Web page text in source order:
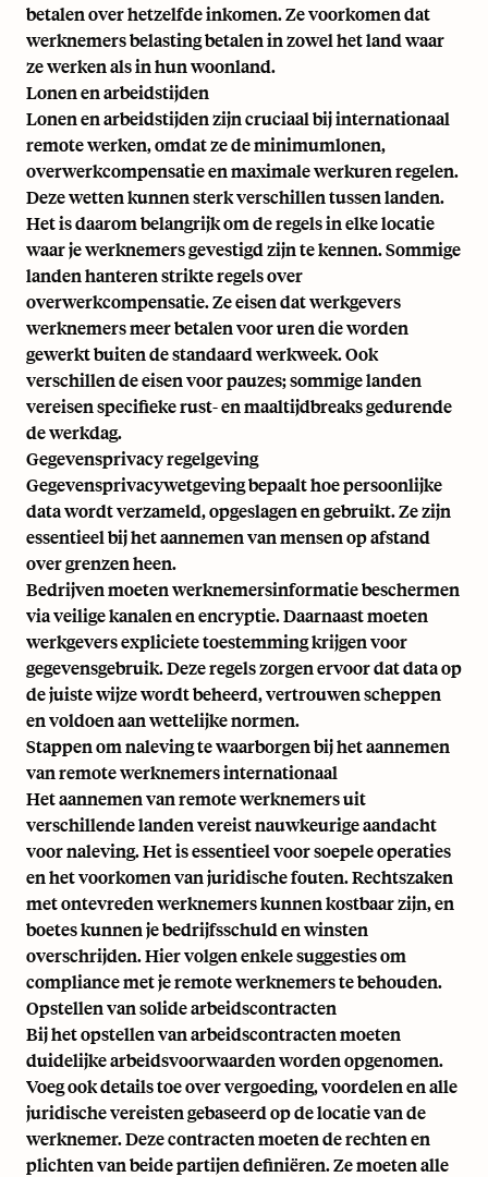
betalen over hetzelfde inkomen. Ze voorkomen dat
werknemers belasting betalen in zowel het land waar
ze werken als in hun woonland.
Lonen en arbeidstijden
Lonen en arbeidstijden zijn cruciaal bij internationaal
remote werken, omdat ze de minimumlonen,
overwerkcompensatie en maximale werkuren regelen.
Deze wetten kunnen sterk verschillen tussen landen.
Het is daarom belangrijk om de regels in elke locatie
waar je werknemers gevestigd zijn te kennen. Sommige
landen hanteren strikte regels over
overwerkcompensatie. Ze eisen dat werkgevers
werknemers meer betalen voor uren die worden
gewerkt buiten de standaard werkweek. Ook
verschillen de eisen voor pauzes; sommige landen
vereisen specifieke rust- en maaltijdbreaks gedurende
de werkdag.
Gegevensprivacy regelgeving
Gegevensprivacywetgeving bepaalt hoe persoonlijke
data wordt verzameld, opgeslagen en gebruikt. Ze zijn
essentieel bij het aannemen van mensen op afstand
over grenzen heen.
Bedrijven moeten werknemersinformatie beschermen
via veilige kanalen en encryptie. Daarnaast moeten
werkgevers expliciete toestemming krijgen voor
gegevensgebruik. Deze regels zorgen ervoor dat data op
de juiste wijze wordt beheerd, vertrouwen scheppen
en voldoen aan wettelijke normen.
Stappen om naleving te waarborgen bij het aannemen
van remote werknemers internationaal
Het aannemen van remote werknemers uit
verschillende landen vereist nauwkeurige aandacht
voor naleving. Het is essentieel voor soepele operaties
en het voorkomen van juridische fouten. Rechtszaken
met ontevreden werknemers kunnen kostbaar zijn, en
boetes kunnen je bedrijfsschuld en winsten
overschrijden. Hier volgen enkele suggesties om
compliance met je remote werknemers te behouden.
Opstellen van solide arbeidscontracten
Bij het opstellen van arbeidscontracten moeten
duidelijke arbeidsvoorwaarden worden opgenomen.
Voeg ook details toe over vergoeding, voordelen en alle
juridische vereisten gebaseerd op de locatie van de
werknemer. Deze contracten moeten de rechten en
plichten van beide partijen definiëren. Ze moeten alle